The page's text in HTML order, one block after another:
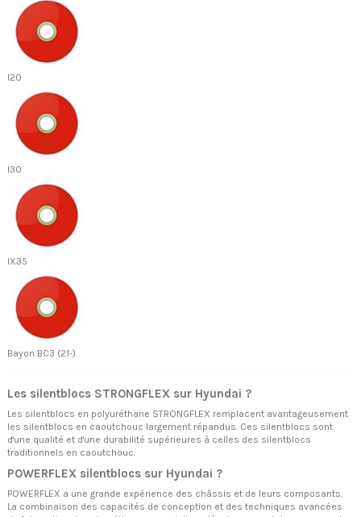
I20
I30
IX35
Bayon BC3 (21-)
Les silentblocs STRONGFLEX sur Hyundai ?
Les silentblocs en polyuréthane STRONGFLEX remplacent avantageusement
les silentblocs en caoutchouc largement répandus. Ces silentblocs sont
d'une qualité et d'une durabilité supérieures à celles des silentblocs
traditionnels en caoutchouc.
POWERFLEX silentblocs sur Hyundai ?
POWERFLEX a une grande expérience des châssis et de leurs composants.
La combinaison des capacités de conception et des techniques avancées